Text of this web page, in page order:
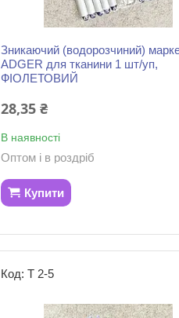
Зникаючий (водорозчиний)
ADGER для тканини 1 шт/уп,
ФІОЛЕТОВИЙ
28,35 ₴
В наявності
Оптом і в роздріб
Купити
Т 2-5